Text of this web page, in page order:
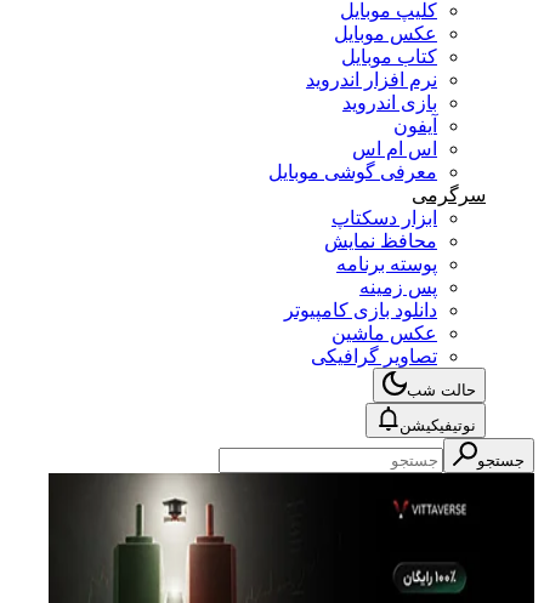
کلیپ موبایل
عکس موبایل
کتاب موبایل
نرم افزار اندروید
بازی اندروید
آیفون
اس ام اس
معرفی گوشی موبایل
سرگرمی
ابزار دسکتاپ
محافظ نمایش
پوسته برنامه
پس زمینه
دانلود بازی کامپیوتر
عکس ماشین
تصاویر گرافیکی
حالت شب
نوتیفیکیشن
جستجو